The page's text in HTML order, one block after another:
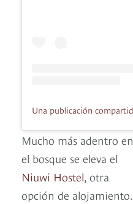
Mucho más adentro en
el bosque se eleva el
Niuwi Hostel , otra
opción de alojamiento.